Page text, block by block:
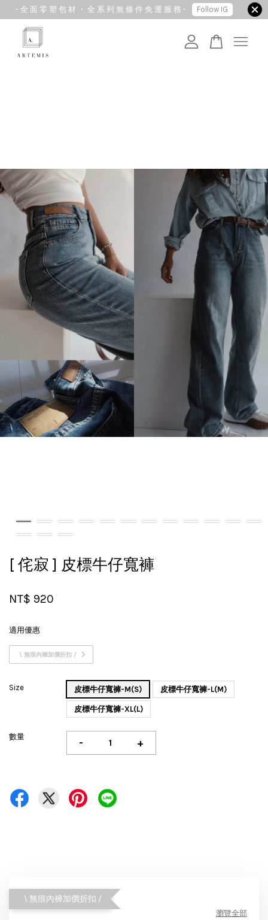
- 全 面 零 塑 包 材 ・ 全 系 列 無 條 件 免 運 服 務 - Follow IG
[ 侘寂 ] 皮標牛仔寬褲
NT$ 920
適用優惠
\ 無痕內褲加價折扣 /
Size 皮標牛仔寬褲-M(S) 皮標牛仔寬褲-L(M)
皮標牛仔寬褲-XL(L)
數量 - +
\ 無痕內褲加價折扣 /
瀏覽全部
您的購物車目前還是空的。